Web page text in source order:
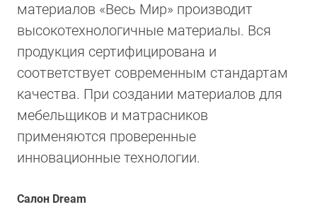
материалов «Весь Мир» производит
высокотехнологичные материалы. Вся
продукция сертифицирована и
соответствует современным стандартам
качества. При создании материалов для
мебельщиков и матрасников
применяются проверенные
инновационные технологии.
Салон Dream